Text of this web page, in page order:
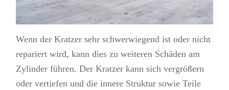
Wenn der Kratzer sehr schwerwiegend ist oder nicht
repariert wird, kann dies zu weiteren Schäden am
Zylinder führen. Der Kratzer kann sich vergrößern
oder vertiefen und die innere Struktur sowie Teile